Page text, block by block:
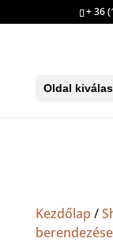
+ 36
Oldal
Kezdőlap /